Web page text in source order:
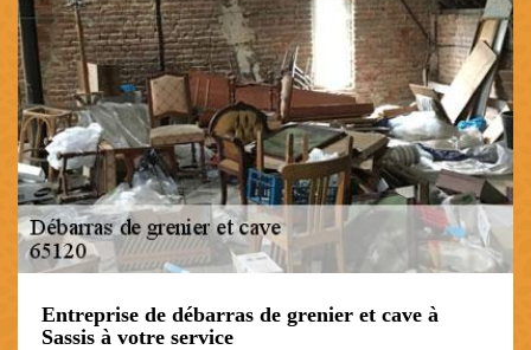
Entreprise de débarras de grenier et cave à
Sassis à votre service